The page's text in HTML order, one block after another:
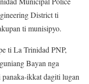
District ti
ti munisipyo.
ti La Trinidad PNP,
Bayan nga
ikkat dagiti lugan